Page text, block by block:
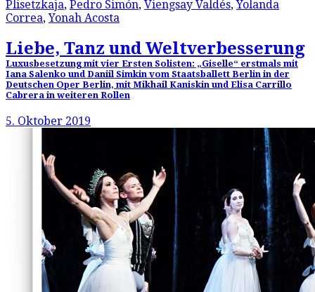
Plisetzkaja, Pedro Simón, Viengsay Valdés,Yolanda
Correa,Yonah Acosta
Liebe, Tanz und Weltverbesserung
Luxusbesetzung mit vier Ersten Solisten: „Giselle“ erstmals mit
Iana Salenko und Daniil Simkin vom Staatsballett Berlin in der
Deutschen Oper Berlin, mit Mikhail Kaniskin und Elisa Carrillo
Cabrera in weiteren Rollen
5. Oktober 2019